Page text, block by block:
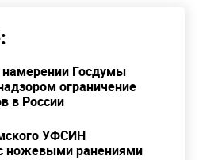
Госдумы
ограничение
в России
УФСИН
ножевыми ранениями